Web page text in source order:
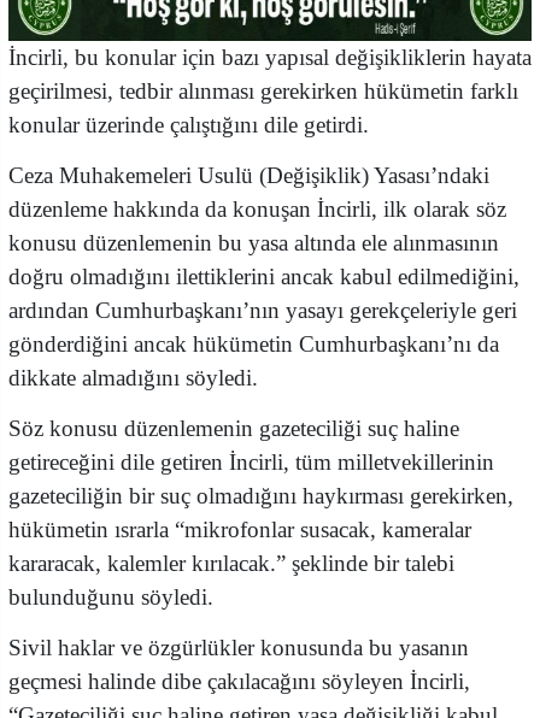
İncirli, bu konular için bazı yapısal değişikliklerin hayata
geçirilmesi, tedbir alınması gerekirken hükümetin farklı
konular üzerinde çalıştığını dile getirdi.
Ceza Muhakemeleri Usulü (Değişiklik) Yasası’ndaki
düzenleme hakkında da konuşan İncirli, ilk olarak söz
konusu düzenlemenin bu yasa altında ele alınmasının
doğru olmadığını ilettiklerini ancak kabul edilmediğini,
ardından Cumhurbaşkanı’nın yasayı gerekçeleriyle geri
gönderdiğini ancak hükümetin Cumhurbaşkanı’nı da
dikkate almadığını söyledi.
Söz konusu düzenlemenin gazeteciliği suç haline
getireceğini dile getiren İncirli, tüm milletvekillerinin
gazeteciliğin bir suç olmadığını haykırması gerekirken,
hükümetin ısrarla “mikrofonlar susacak, kameralar
kararacak, kalemler kırılacak.” şeklinde bir talebi
bulunduğunu söyledi.
Sivil haklar ve özgürlükler konusunda bu yasanın
geçmesi halinde dibe çakılacağını söyleyen İncirli,